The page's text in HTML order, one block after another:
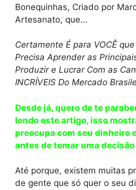
Bonequinhas, Criado por
Artesanato, que…
Certamente É para VOCÊ que
Precisa Aprender as
Produzir e Lucrar Com as
INCRÍVEIS Do Mercado
Desde já, quero de te
lendo este artigo, isso
preocupa com seu dinheiro
antes de tomar uma
Até porque, existem muitas
de gente que só quer o seu